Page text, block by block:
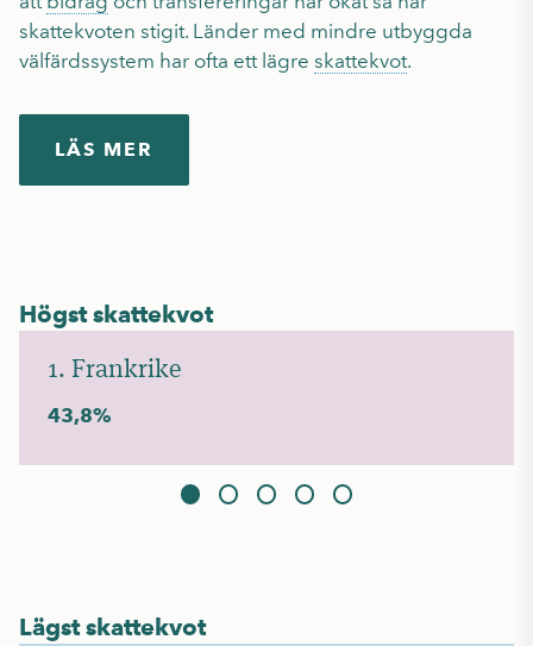
skattekvoten stigit. Länder med mindre utbyggda
välfärdssystem har ofta ett lägre skattekvot.
LÄS MER
Högst skattekvot
1. Frankrike
43,8%
Lägst skattekvot